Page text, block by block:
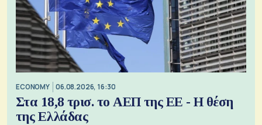
ECONOMY 06.08.2026, 16:30
Στα 18,8 τρισ. το ΑΕΠ της ΕΕ - Η θέση
της Ελλάδας